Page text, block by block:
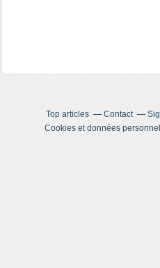
Top articles Contact
Cookies et données